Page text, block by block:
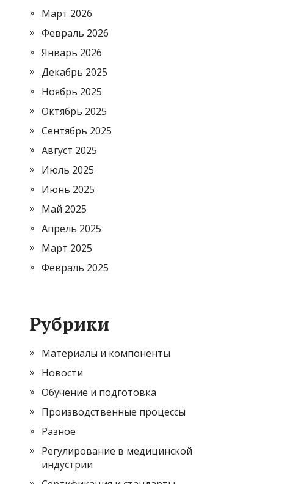
Март 2026
Февраль 2026
Январь 2026
Декабрь 2025
Ноябрь 2025
Октябрь 2025
Сентябрь 2025
Август 2025
Июль 2025
Июнь 2025
Май 2025
Апрель 2025
Март 2025
Февраль 2025
Рубрики
Материалы и компоненты
Новости
Обучение и подготовка
Производственные процессы
Разное
Регулирование в медицинской
индустрии